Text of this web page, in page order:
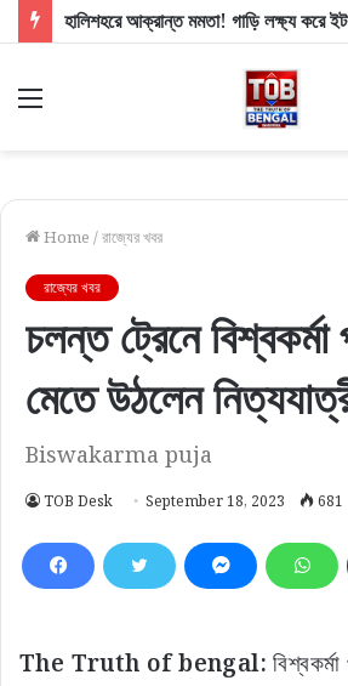
Menu
Home /রাজ্যের খবর
রাজ্যের খবর
চলন্ত ট্রেনে
মেতে উঠলেন
Biswakarma puja
TOB Desk September 18, 2023 681
The Truth of bengal: